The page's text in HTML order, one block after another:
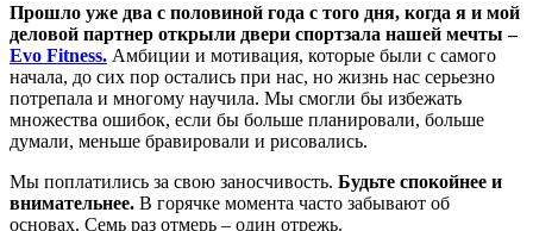
Прошло уже два с половиной года с того дня, когда я и мой
деловой партнер открыли двери спортзала нашей мечты –
Evo Fitness. Амбиции и мотивация, которые были с самого
начала, до сих пор остались при нас, но жизнь нас серьезно
потрепала и многому научила. Мы смогли бы избежать
множества ошибок, если бы больше планировали, больше
думали, меньше бравировали и рисовались.
Мы поплатились за свою заносчивость. Будьте спокойнее и
внимательнее. В горячке момента часто забывают об
основах. Семь раз отмерь – один отрежь.